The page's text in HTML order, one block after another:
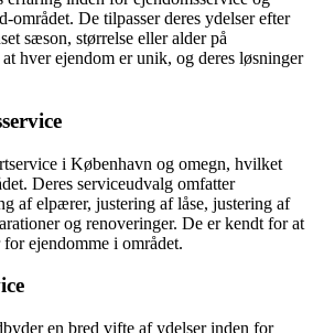
De tilpasser deres ydelser efter
sæson, størrelse eller alder på
hver ejendom er unik, og deres løsninger
i København og omegn, hvilket
Deres serviceudvalg omfatter
af elpærer, justering af låse, justering af
og renoveringer. De er kendt for at
ejendomme i området.
en bred vifte af ydelser inden for